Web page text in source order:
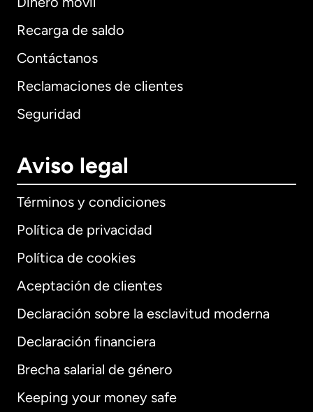
Recarga de saldo
Contáctanos
Reclamaciones de clientes
Seguridad
Aviso legal
Términos y condiciones
Política de privacidad
Política de cookies
Aceptación de clientes
Declaración sobre la esclavitud moderna
Declaración financiera
Brecha salarial de género
Keeping your money safe
Internacional English
Alemania